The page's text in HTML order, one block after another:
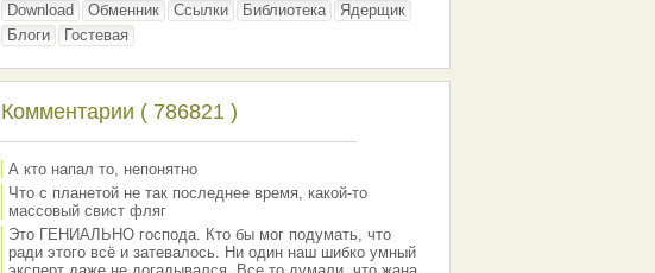
Download
Обменник Ссылки Библиотека
Ядерщик
Блоги
Гостевая
Комментарии ( 786821 )
А кто напал то, непонятно
Что с планетой не так последнее время, какой-то
массовый свист фляг
Это ГЕНИАЛЬНО господа. Кто бы мог подумать, что
ради этого всё и затевалось. Ни один наш шибко умный